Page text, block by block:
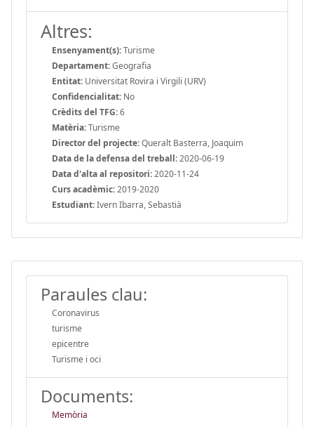
Altres:
Ensenyament(s):Turisme
Departament:Geografia
Entitat: Universitat Rovira i Virgili (URV)
Confidencialitat: No
Crèdits del TFG:6
Matèria:Turisme
Director del projecte:Queralt Basterra, Joaquim
Data de la defensa del treball:2020-06-19
Data d'alta al repositori:2020-11-24
Curs acadèmic:2019-2020
Estudiant:Ivern Ibarra, Sebastià
Paraules clau:
Coronavirus
turisme
epicentre
Turisme i oci
Documents:
Memòria